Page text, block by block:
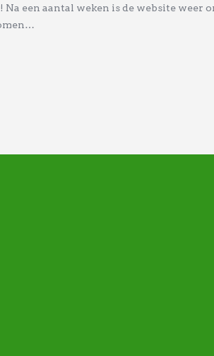
Na een aantal weken is de website weer